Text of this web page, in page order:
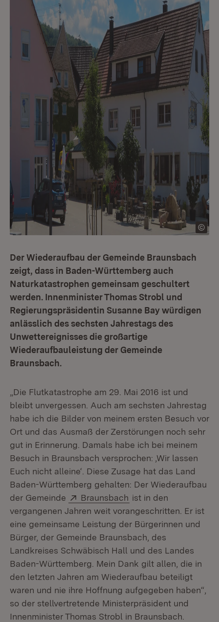
Der Wiederaufbau der Gemeinde Braunsbach
zeigt, dass in Baden-Württemberg auch
Naturkatastrophen gemeinsam geschultert
werden. Innenminister Thomas Strobl und
Regierungspräsidentin Susanne Bay würdigen
anlässlich des sechsten Jahrestags des
Unwettereignisses die großartige
Wiederaufbauleistung der Gemeinde
Braunsbach.
„Die Flutkatastrophe am 29. Mai 2016 ist und
bleibt unvergessen. Auch am sechsten Jahrestag
habe ich die Bilder von meinem ersten Besuch vor
Ort und das Ausmaß der Zerstörungen noch sehr
gut in Erinnerung. Damals habe ich bei meinem
Besuch in Braunsbach versprochen: ‚Wir lassen
Euch nicht alleine‘. Diese Zusage hat das Land
Baden-Württemberg gehalten: Der Wiederaufbau
der Gemeinde
Extern:
Braunsbach (Öffnet in neuem
ist in den
vergangenen Jahren weit vorangeschritten. Er ist
eine gemeinsame Leistung der Bürgerinnen und
Bürger, der Gemeinde Braunsbach, des
Landkreises Schwäbisch Hall und des Landes
Baden-Württemberg. Mein Dank gilt allen, die in
den letzten Jahren am Wiederaufbau beteiligt
waren und nie ihre Hoffnung aufgegeben haben“,
so der stellvertretende Ministerpräsident und
Innenminister Thomas Strobl in Braunsbach.